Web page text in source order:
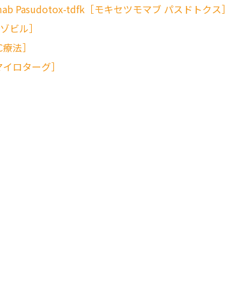
Pasudotox-tdfk［モキセツモマブ パスドトクス］
ビル］
法］
ロターグ］